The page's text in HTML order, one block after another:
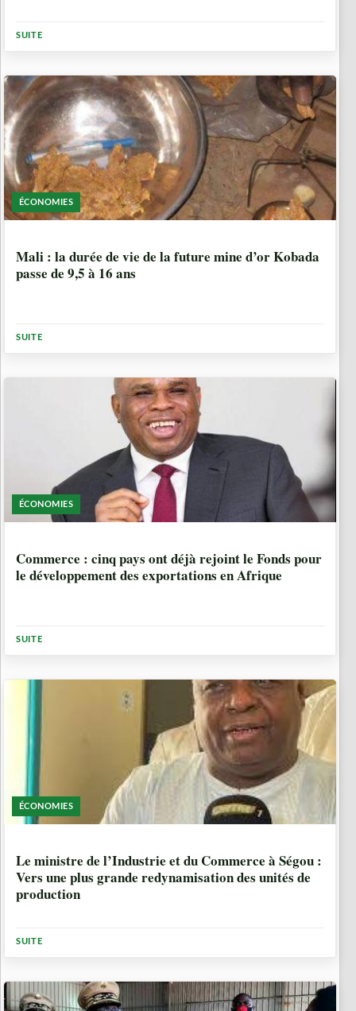
SUITE
ÉCONOMIES
Mali : la durée de vie de la future mine d’or Kobada
passe de 9,5 à 16 ans
SUITE
ÉCONOMIES
Commerce : cinq pays ont déjà rejoint le Fonds pour
le développement des exportations en Afrique
SUITE
ÉCONOMIES
Le ministre de l’Industrie et du Commerce à Ségou :
Vers une plus grande redynamisation des unités de
production
SUITE